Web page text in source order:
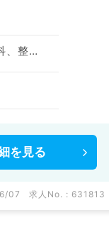
神経内科、精神科、神経科、アレルギー科、リウマチ科、小児科、整形外科、形成外科、美容外科、脳神経外科、呼吸器外科、心臓血管外科、小児外科、皮膚科、泌尿器科、産婦人科、産科、婦人科、眼科、耳鼻咽喉科、気管食道科、放射線科、リハビリテーション科、歯科、矯正歯科、歯科口腔外科、小児歯科、麻酔科、ペインクリニック、人工透析科、緩和ケア科、一般内科、循環器内科、呼吸器内科、消化器内科、内分泌・代謝内科、腎臓内科、老年内科、血液内科、外科系全般、一般外科、消化器外科、乳腺外科、総合診療科、美容皮膚科、健診・人間ドック、救急科・ＩＣＵ、病理科、基礎医学系、膠原病科、スポーツ整形外科、大腸・肛門外科、その他、産業医
を見る
07 求人No. : 631813